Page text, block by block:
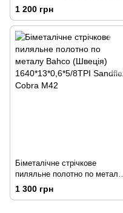
Bahco (Швеція)
1435*13*0,6*10/14TPI Sandflex
Cobra М42
1 200 грн
Біметалічне стрічкове
пиляльне полотно по металу
Bahco (Швеція)
1640*13*0,6*5/8TPI Sandflex
1 300 грн